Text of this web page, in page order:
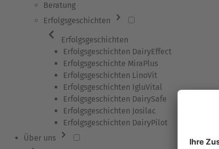
Beratung
Erfolgsgeschichten
Erfolgsgeschichten
Erfolgsgeschichten DairyEffect
Erfolgsgeschichte MiraPlus
Erfolgsgeschichten LinoVit
Erfolgsgeschichten IgluVital
Erfolgsgeschichten DairySafe
Erfolgsgeschichten Josilac
Erfolgsgeschichten DairyPilot
Über uns